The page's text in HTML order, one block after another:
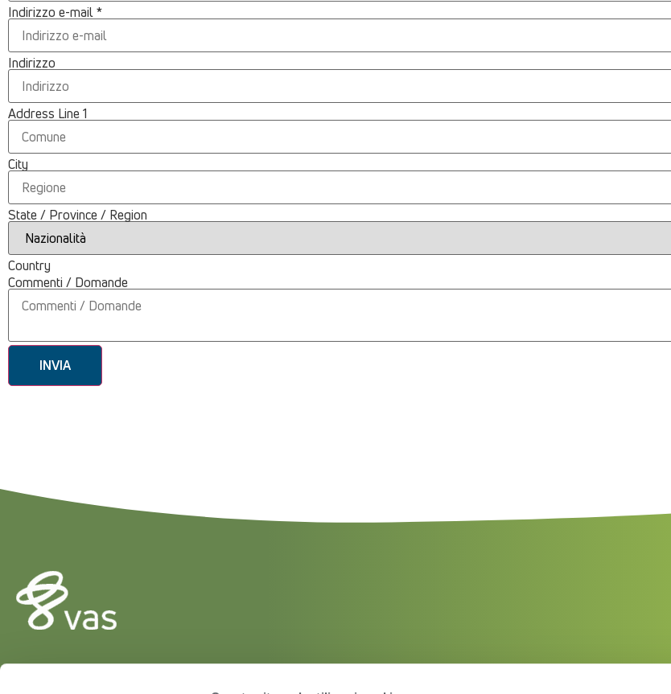
Indirizzo e-mail*
Indirizzo
Address Line 1
City
State / Province / Region
Country
Commenti / Domande
INVIA